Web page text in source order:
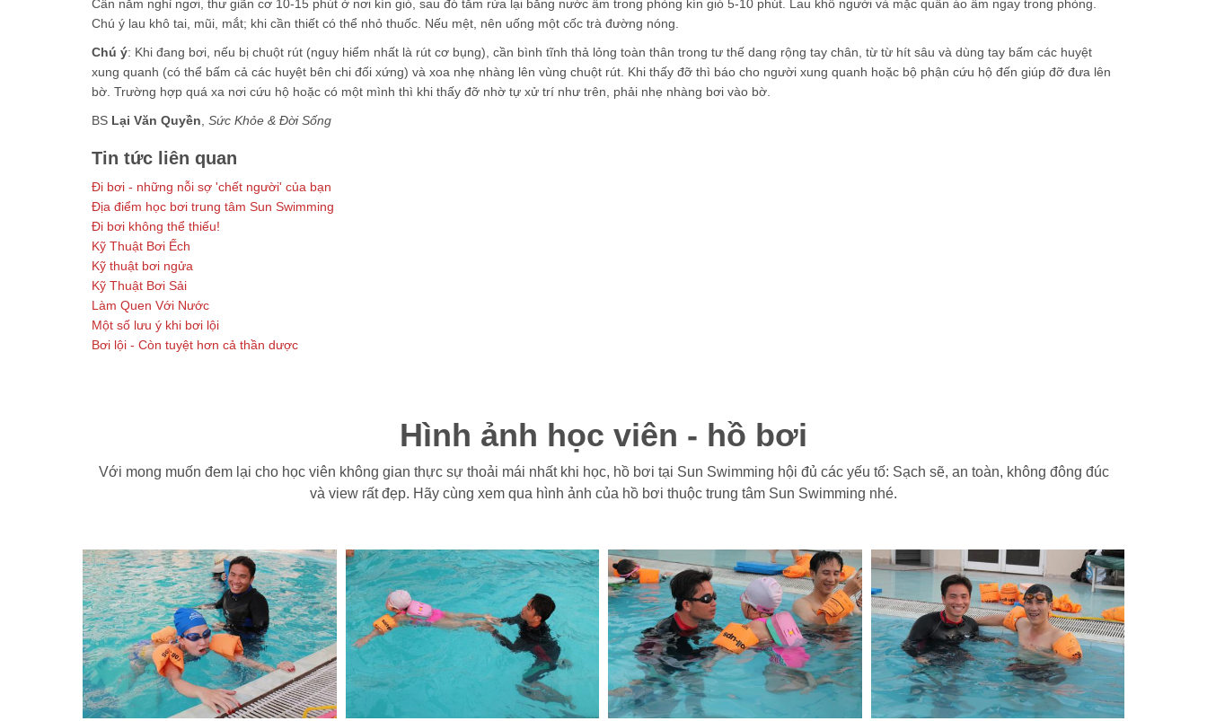
Cần nằm nghỉ ngơi, thư giãn cơ 10-15 phút ở nơi kín gió, sau đó tắm rửa lại bằng nước ấm trong phòng kín gió 5-10 phút. Lau khô người và mặc quần áo ấm ngay trong phòng.
Chú ý lau khô tai, mũi, mắt; khi cần thiết có thể nhỏ thuốc. Nếu mệt, nên uống một cốc trà đường nóng.
Chú ý: Khi đang bơi, nếu bị chuột rút (nguy hiểm nhất là rút cơ bụng), cần bình tĩnh thả lỏng toàn thân trong tư thế dang rộng tay chân, từ từ hít sâu và dùng tay bấm các huyệt
xung quanh (có thể bấm cả các huyệt bên chi đối xứng) và xoa nhẹ nhàng lên vùng chuột rút. Khi thấy đỡ thì báo cho người xung quanh hoặc bộ phận cứu hộ đến giúp đỡ đưa lên
bờ. Trường hợp quá xa nơi cứu hộ hoặc có một mình thì khi thấy đỡ nhờ tự xử trí như trên, phải nhẹ nhàng bơi vào bờ.
BS Lại Văn Quyền Sức Khỏe & Đời Sống
Tin tức liên quan
Đi bơi - những nỗi sợ 'chết người' của bạn
Địa điểm học bơi trung tâm Sun Swimming
Đi bơi không thể thiếu!
Kỹ Thuật Bơi Ếch
Kỹ thuật bơi ngửa
Kỹ Thuật Bơi Sải
Làm Quen Với Nước
Một số lưu ý khi bơi lội
Bơi lội - Còn tuyệt hơn cả thần dược
Hình ảnh học viên - hồ bơi
Với mong muốn đem lại cho học viên không gian thực sự thoải mái nhất khi học, hồ bơi tại Sun Swimming hội đủ các yếu tố: Sạch sẽ, an toàn, không đông đúc
và view rất đẹp. Hãy cùng xem qua hình ảnh của hồ bơi thuộc trung tâm Sun Swimming nhé.